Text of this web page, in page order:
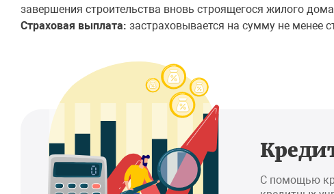
завершения строительства вновь строящегося жилого
Страховая выплата: застраховывается на сумму не менее
С помощью